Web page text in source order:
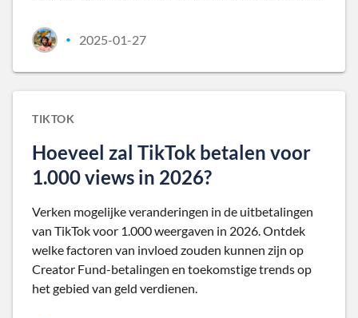
• 2025-01-27
TIKTOK
Hoeveel zal TikTok betalen voor
1.000 views in 2026?
Verken mogelijke veranderingen in de uitbetalingen
van TikTok voor 1.000 weergaven in 2026. Ontdek
welke factoren van invloed zouden kunnen zijn op
Creator Fund-betalingen en toekomstige trends op
het gebied van geld verdienen.